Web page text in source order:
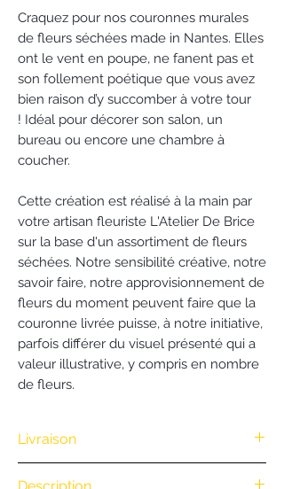
Craquez pour nos couronnes murales
de fleurs séchées made in Nantes. Elles
ont le vent en poupe, ne fanent pas et
son follement poétique que vous avez
bien raison d’y succomber à votre tour
! Idéal pour décorer son salon, un
bureau ou encore une chambre à
coucher.
Cette création est réalisé à la main par
votre artisan fleuriste L'Atelier De Brice
sur la base d'un assortiment de fleurs
séchées. Notre sensibilité créative, notre
savoir faire, notre approvisionnement de
fleurs du moment peuvent faire que la
couronne livrée puisse, à notre initiative,
parfois différer du visuel présenté qui a
valeur illustrative, y compris en nombre
de fleurs.
Livraison